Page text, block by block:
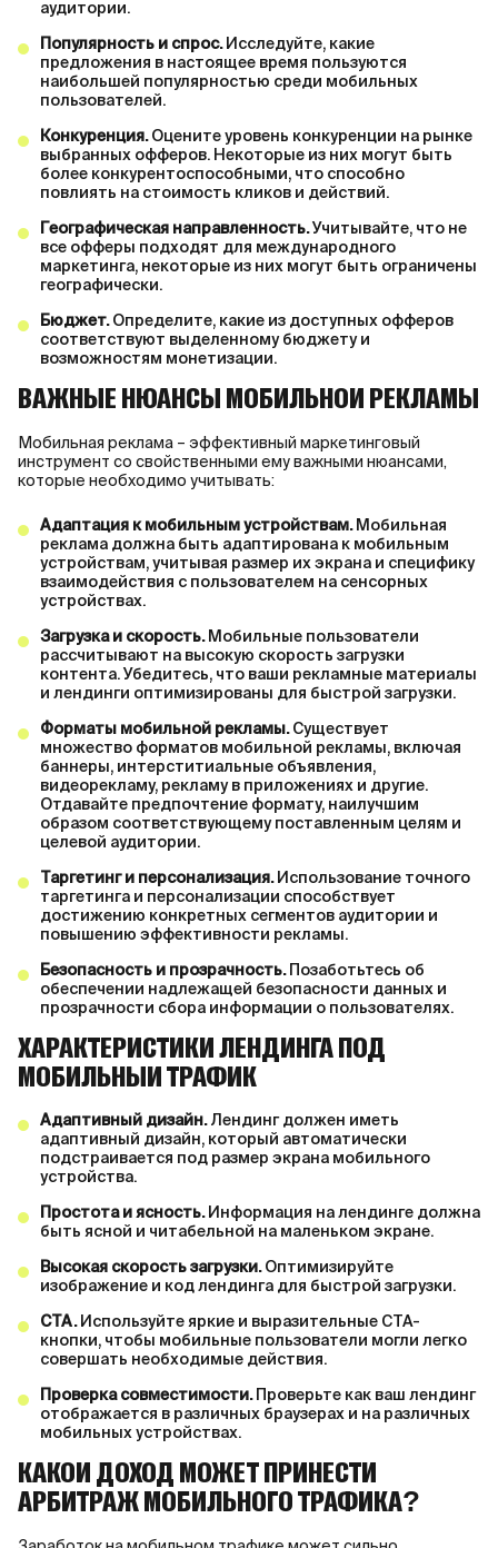
аудитории.
Популярность и спрос.Исследуйте, какие
предложения в настоящее время пользуются
наибольшей популярностью среди мобильных
пользователей.
Конкуренция.Оцените уровень конкуренции на рынке
выбранных офферов. Некоторые из них могут быть
более конкурентоспособными, что способно
повлиять на стоимость кликов и действий.
Географическая направленность.Учитывайте, что не
все офферы подходят для международного
маркетинга, некоторые из них могут быть ограничены
географически.
Бюджет.Определите, какие из доступных офферов
соответствуют выделенному бюджету и
возможностям монетизации.
ВАЖНЫЕ НЮАНСЫ МОБИЛЬНОЙ РЕКЛАМЫ
Мобильная реклама – эффективный маркетинговый
инструмент со свойственными ему важными нюансами,
которые необходимо учитывать:
Адаптация к мобильным устройствам.Мобильная
реклама должна быть адаптирована к мобильным
устройствам, учитывая размер их экрана и специфику
взаимодействия с пользователем на сенсорных
устройствах.
Загрузка и скорость.Мобильные пользователи
рассчитывают на высокую скорость загрузки
контента. Убедитесь, что ваши рекламные материалы
и лендинги оптимизированы для быстрой загрузки.
Форматы мобильной рекламы.Существует
множество форматов мобильной рекламы, включая
баннеры, интерститиальные объявления,
видеорекламу, рекламу в приложениях и другие.
Отдавайте предпочтение формату, наилучшим
образом соответствующему поставленным целям и
целевой аудитории.
Таргетинг и персонализация.Использование точного
таргетинга и персонализации способствует
достижению конкретных сегментов аудитории и
повышению эффективности рекламы.
Безопасность и прозрачность.Позаботьтесь об
обеспечении надлежащей безопасности данных и
прозрачности сбора информации о пользователях.
ХАРАКТЕРИСТИКИ ЛЕНДИНГА ПОД
МОБИЛЬНЫЙ ТРАФИК
Адаптивный дизайн.Лендинг должен иметь
адаптивный дизайн, который автоматически
подстраивается под размер экрана мобильного
устройства.
Простота и ясность.Информация на лендинге должна
быть ясной и читабельной на маленьком экране.
Высокая скорость загрузки.Оптимизируйте
изображение и код лендинга для быстрой загрузки.
СТА.Используйте яркие и выразительные СТА-
кнопки, чтобы мобильные пользователи могли легко
совершать необходимые действия.
Проверка совместимости.Проверьте как ваш лендинг
отображается в различных браузерах и на различных
мобильных устройствах.
КАКОЙ ДОХОД МОЖЕТ ПРИНЕСТИ
АРБИТРАЖ МОБИЛЬНОГО ТРАФИКА?